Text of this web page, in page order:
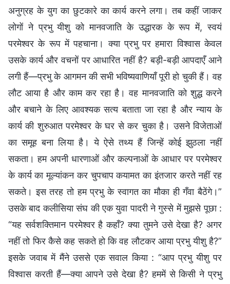
अनुग्रह के युग का छुटकारे का कार्य करने लगा। तब कहीं जाकर
लोगों ने प्रभु यीशु को मानवजाति के उद्धारक के रूप में, स्वयं
परमेश्वर के रूप में पहचाना। क्या प्रभु पर हमारा विश्वास केवल
उसके कार्य और वचनों पर आधारित नहीं है? बड़ी-बड़ी आपदाएँ आने
लगी हैं—प्रभु के आगमन की सभी भविष्यवाणियाँ पूरी हो चुकी हैं। वह
लौट आया है और काम कर रहा है। वह मानवजाति को शुद्ध करने
और बचाने के लिए आवश्यक सत्य बताता जा रहा है और न्याय के
कार्य की शुरुआत परमेश्वर के घर से कर चुका है। उसने विजेताओं
का समूह बना लिया है। ये ऐसे तथ्य हैं जिन्हें कोई झुठला नहीं
सकता। हम अपनी धारणाओं और कल्पनाओं के आधार पर परमेश्वर
के कार्य का मूल्यांकन कर चुपचाप कयामत का इंतजार करते नहीं रह
सकते। इस तरह तो हम प्रभु के स्वागत का मौका ही गँवा बैठेंगे।”
उसके बाद कलीसिया संघ की एक युवा पादरी ने गुस्से में मुझसे पूछा :
“यह सर्वशक्तिमान परमेश्वर है कहाँ? क्या तुमने उसे देखा है? अगर
नहीं तो फिर कैसे कह सकते हो कि वह लौटकर आया प्रभु यीशु है?”
इसके जवाब में मैंने उससे एक सवाल किया : “आप प्रभु यीशु पर
विश्वास करती हैं—क्या आपने उसे देखा है? हममें से किसी ने प्रभु